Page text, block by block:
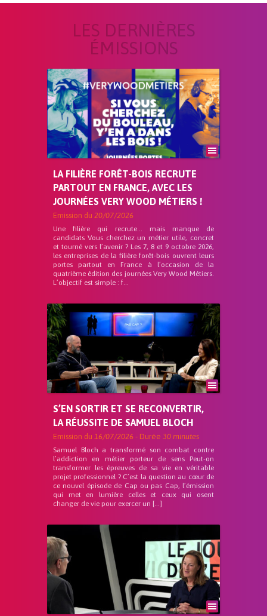
LES DERNIÈRES
ÉMISSIONS
LA FILIÈRE FORÊT-BOIS RECRUTE
PARTOUT EN FRANCE, AVEC LES
JOURNÉES VERY WOOD MÉTIERS !
Emission du 20/07/2026
Une filière qui recrute… mais manque de
candidats Vous cherchez un métier utile, concret
et tourné vers l’avenir ? Les 7, 8 et 9 octobre 2026,
les entreprises de la filière forêt-bois ouvrent leurs
portes partout en France à l’occasion de la
quatrième édition des journées Very Wood Métiers.
L’objectif est simple : f...
S’EN SORTIR ET SE RECONVERTIR,
LA RÉUSSITE DE SAMUEL BLOCH
Emission du 16/07/2026 - Durée 30 minutes
Samuel Bloch a transformé son combat contre
l’addiction en métier porteur de sens Peut-on
transformer les épreuves de sa vie en véritable
projet professionnel ? C’est la question au cœur de
ce nouvel épisode de Cap ou pas Cap, l’émission
qui met en lumière celles et ceux qui osent
changer de vie pour exercer un […]